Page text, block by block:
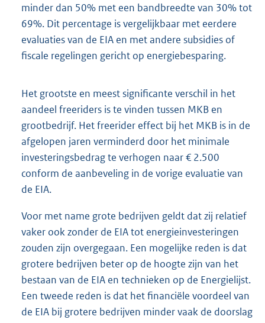
minder dan 50% met een bandbreedte van 30% tot
69%. Dit percentage is vergelijkbaar met eerdere
evaluaties van de EIA en met andere subsidies of
fiscale regelingen gericht op energiebesparing.
Het grootste en meest significante verschil in het
aandeel freeriders is te vinden tussen MKB en
grootbedrijf. Het freerider effect bij het MKB is in de
afgelopen jaren verminderd door het minimale
investeringsbedrag te verhogen naar € 2.500
conform de aanbeveling in de vorige evaluatie van
de EIA.
Voor met name grote bedrijven geldt dat zij relatief
vaker ook zonder de EIA tot energieinvesteringen
zouden zijn overgegaan. Een mogelijke reden is dat
grotere bedrijven beter op de hoogte zijn van het
bestaan van de EIA en technieken op de Energielijst.
Een tweede reden is dat het financiële voordeel van
de EIA bij grotere bedrijven minder vaak de doorslag